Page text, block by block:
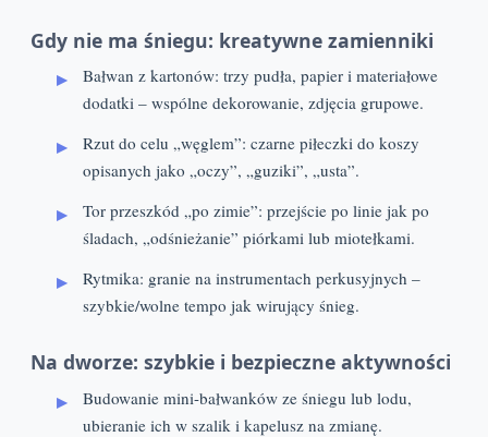
Gdy nie ma śniegu: kreatywne zamienniki
Bałwan z kartonów: trzy pudła, papier i materiałowe
dodatki – wspólne dekorowanie, zdjęcia grupowe.
Rzut do celu „węglem”: czarne piłeczki do koszy
opisanych jako „oczy”, „guziki”, „usta”.
Tor przeszkód „po zimie”: przejście po linie jak po
śladach, „odśnieżanie” piórkami lub miotełkami.
Rytmika: granie na instrumentach perkusyjnych –
szybkie/wolne tempo jak wirujący śnieg.
Na dworze: szybkie i bezpieczne aktywności
Budowanie mini-bałwanków ze śniegu lub lodu,
ubieranie ich w szalik i kapelusz na zmianę.